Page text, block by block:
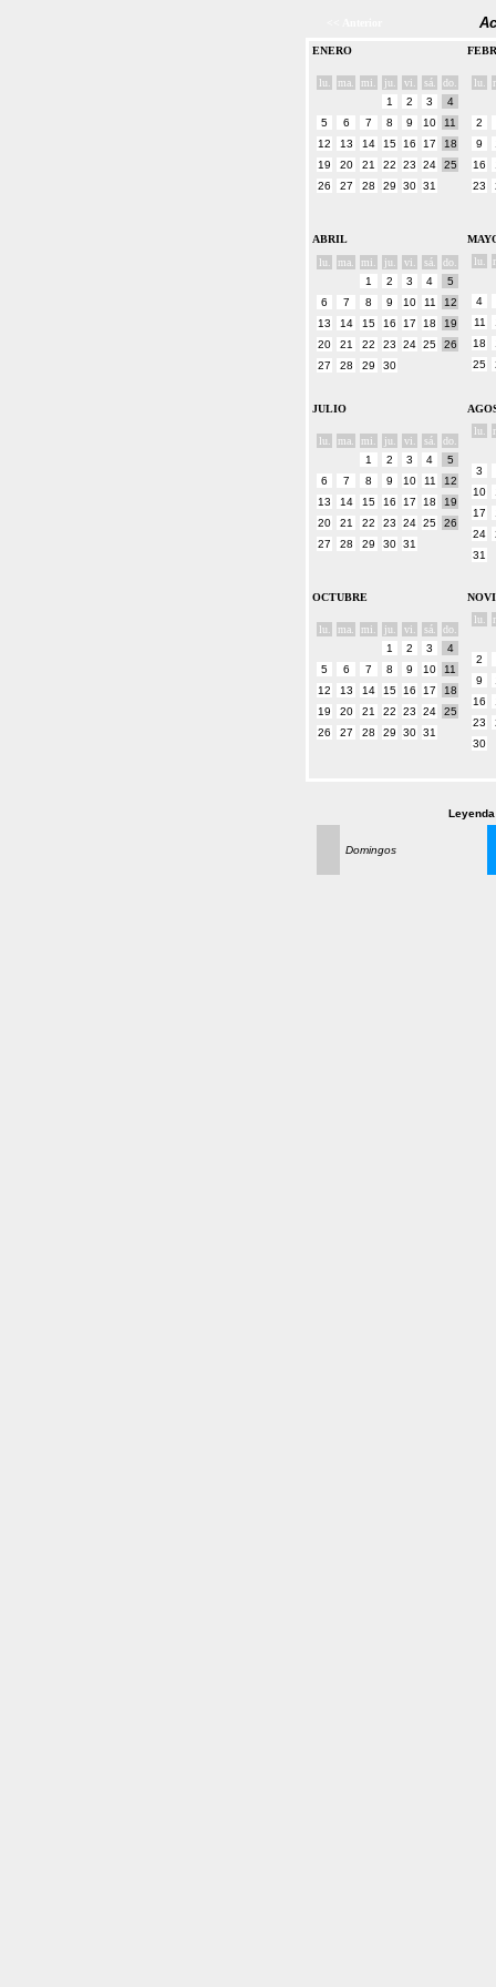
ENERO
lu. ma. mi. ju. vi. sá.
do.
1
2 3
4
5
6 7 8 9 10
11
12
13 14 15 16 17
18
19
20 21 22 23 24
25
26
27 28 29 30 31
lu.
2
9
16
23
ABRIL
lu.
ma. mi. ju. vi. sá.
do.
1
2 3 4
5
6
7 8 9 10 11
12
13
14 15 16 17 18
19
20
21 22 23 24 25
26
27
28 29 30
lu.
4
11
18
25
JULIO
lu. ma. mi. ju. vi. sá.
do.
1
2 3 4
5
6
7 8 9 10 11
12
13
14 15 16 17 18
19
20
21 22 23 24 25
26
27
28 29 30 31
lu.
3
10
17
24
31
OCTUBRE
lu. ma. mi. ju. vi. sá.
do.
1
2 3
4
5
6 7 8 9 10
11
12
13 14 15 16 17
18
19
20 21 22 23 24
25
26
27 28 29 30 31
lu.
2
9
16
23
30
Domingos